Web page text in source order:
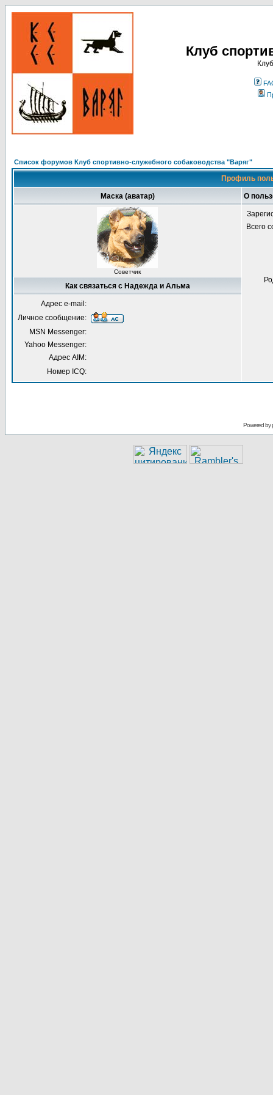
Клуб
Список форумов Клуб спортивно-служебного собаководства "Варяг"
Профиль
Маска (аватар) О
Советчик
Всего
Как связаться с Надежда и Альма
Адрес e-mail:
Личное сообщение:
MSN Messenger:
Yahoo Messenger:
Адрес AIM:
Номер ICQ:
Powered by